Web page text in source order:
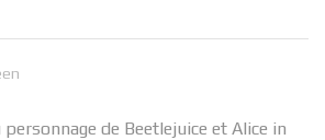
de Beetlejuice et Alice in